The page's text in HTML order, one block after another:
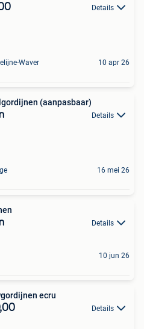
Details
Waver 10 apr 26
(aanpasbaar)
Details
16 mei 26
Details
10 jun 26
2 vouwgordijnen ecru
Details